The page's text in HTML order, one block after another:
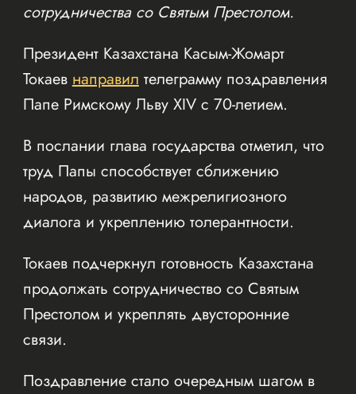
сотрудничества со Святым Престолом.
Президент Казахстана Касым-Жомарт
Токаевнаправилтелеграмму поздравления
Папе Римскому Льву XIV с 70-летием.
В послании глава государства отметил, что
труд Папы способствует сближению
народов, развитию межрелигиозного
диалога и укреплению толерантности.
Токаев подчеркнул готовность Казахстана
продолжать сотрудничество со Святым
Престолом и укреплять двусторонние
связи.
Поздравление стало очередным шагом в